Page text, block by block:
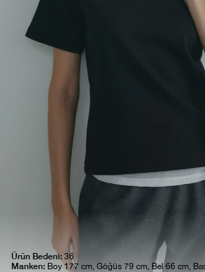
Ürün Bedeni: 36
Manken: Boy 177 cm, Göğüs 79 cm, Bel 66 cm,